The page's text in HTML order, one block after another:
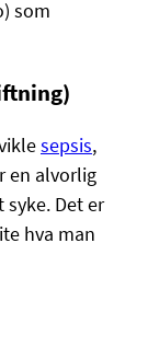
som
sepsis,
en alvorlig
Det er
hva man